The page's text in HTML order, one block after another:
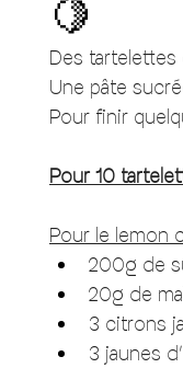
🍋
Des
Une pâte
Pour finir
Pour 10
Pour le lemon
200g de
20g de
3 citrons
3 jaunes